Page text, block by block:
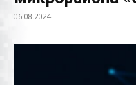
06.08.2024